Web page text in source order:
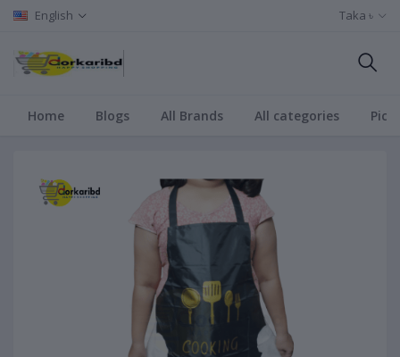
English Taka ৳
Home Blogs All Brands All categories